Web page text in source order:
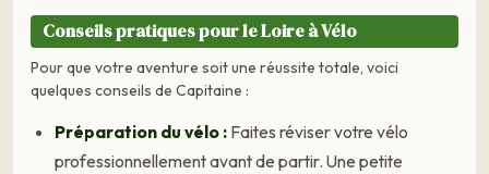
Conseils pratiques pour le Loire à Vélo
Pour que votre aventure soit une réussite totale, voici
quelques conseils de Capitaine :
Préparation du vélo : Faites réviser votre vélo
professionnellement avant de partir. Une petite